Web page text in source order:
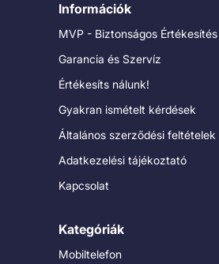
Információk
MVP - Biztonságos Értékesítés
Garancia és Szervíz
Értékesíts nálunk!
Gyakran ismételt kérdések
Általános szerződési feltételek
Adatkezelési tájékoztató
Kapcsolat
Kategóriák
Mobiltelefon